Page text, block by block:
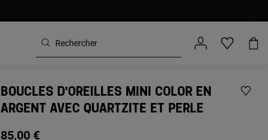
BOUCLES D’OREILLES MINI COLOR EN
ARGENT AVEC QUARTZITE ET PERLE
85,00 €